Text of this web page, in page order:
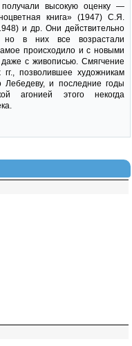
высокую оценку —
книга» (1947) С.Я.
и др. Они действительно
но в них все возрастали
происходило и с новыми
с живописью. Смягчение
позволившее художникам
Лебедеву, и последние годы
агонией этого некогда